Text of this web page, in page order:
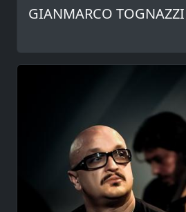
GIANMARCO TOGNAZZI